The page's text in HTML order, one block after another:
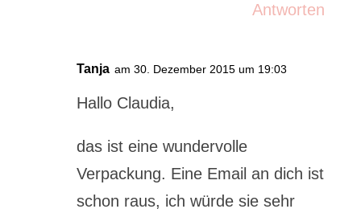
Antworten
Tanja am 30. Dezember 2015 um 19:03
Hallo Claudia,
das ist eine wundervolle
Verpackung. Eine Email an dich ist
schon raus, ich würde sie sehr